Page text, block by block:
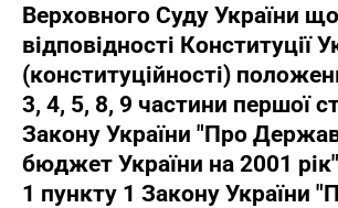
Верховного Суду України
відповідності Конституції
(конституційності)
3, 4, 5, 8, 9 частини першої
Закону України "Про
бюджет України на 2001 рік"
1 пункту 1 Закону України